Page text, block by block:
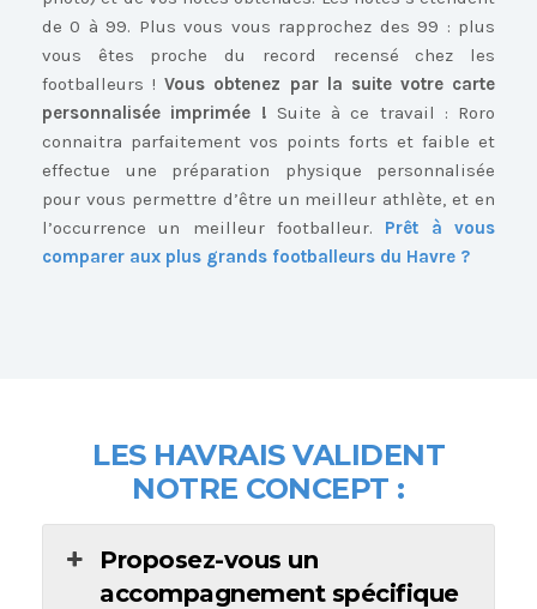
de 0 à 99. Plus vous vous rapprochez des 99 : plus
vous êtes proche du record recensé chez les
footballeurs !Vous obtenez par la suite votre carte
personnalisée imprimée ! Suite à ce travail : Roro
connaitra parfaitement vos points forts et faible et
effectue une préparation physique personnalisée
pour vous permettre d’être un meilleur athlète, et en
l’occurrence un meilleur footballeur. Prêt à vous
comparer aux plus grands footballeurs du Havre ?
LES HAVRAIS VALIDENT
NOTRE CONCEPT :
Proposez-vous un
accompagnement spécifique